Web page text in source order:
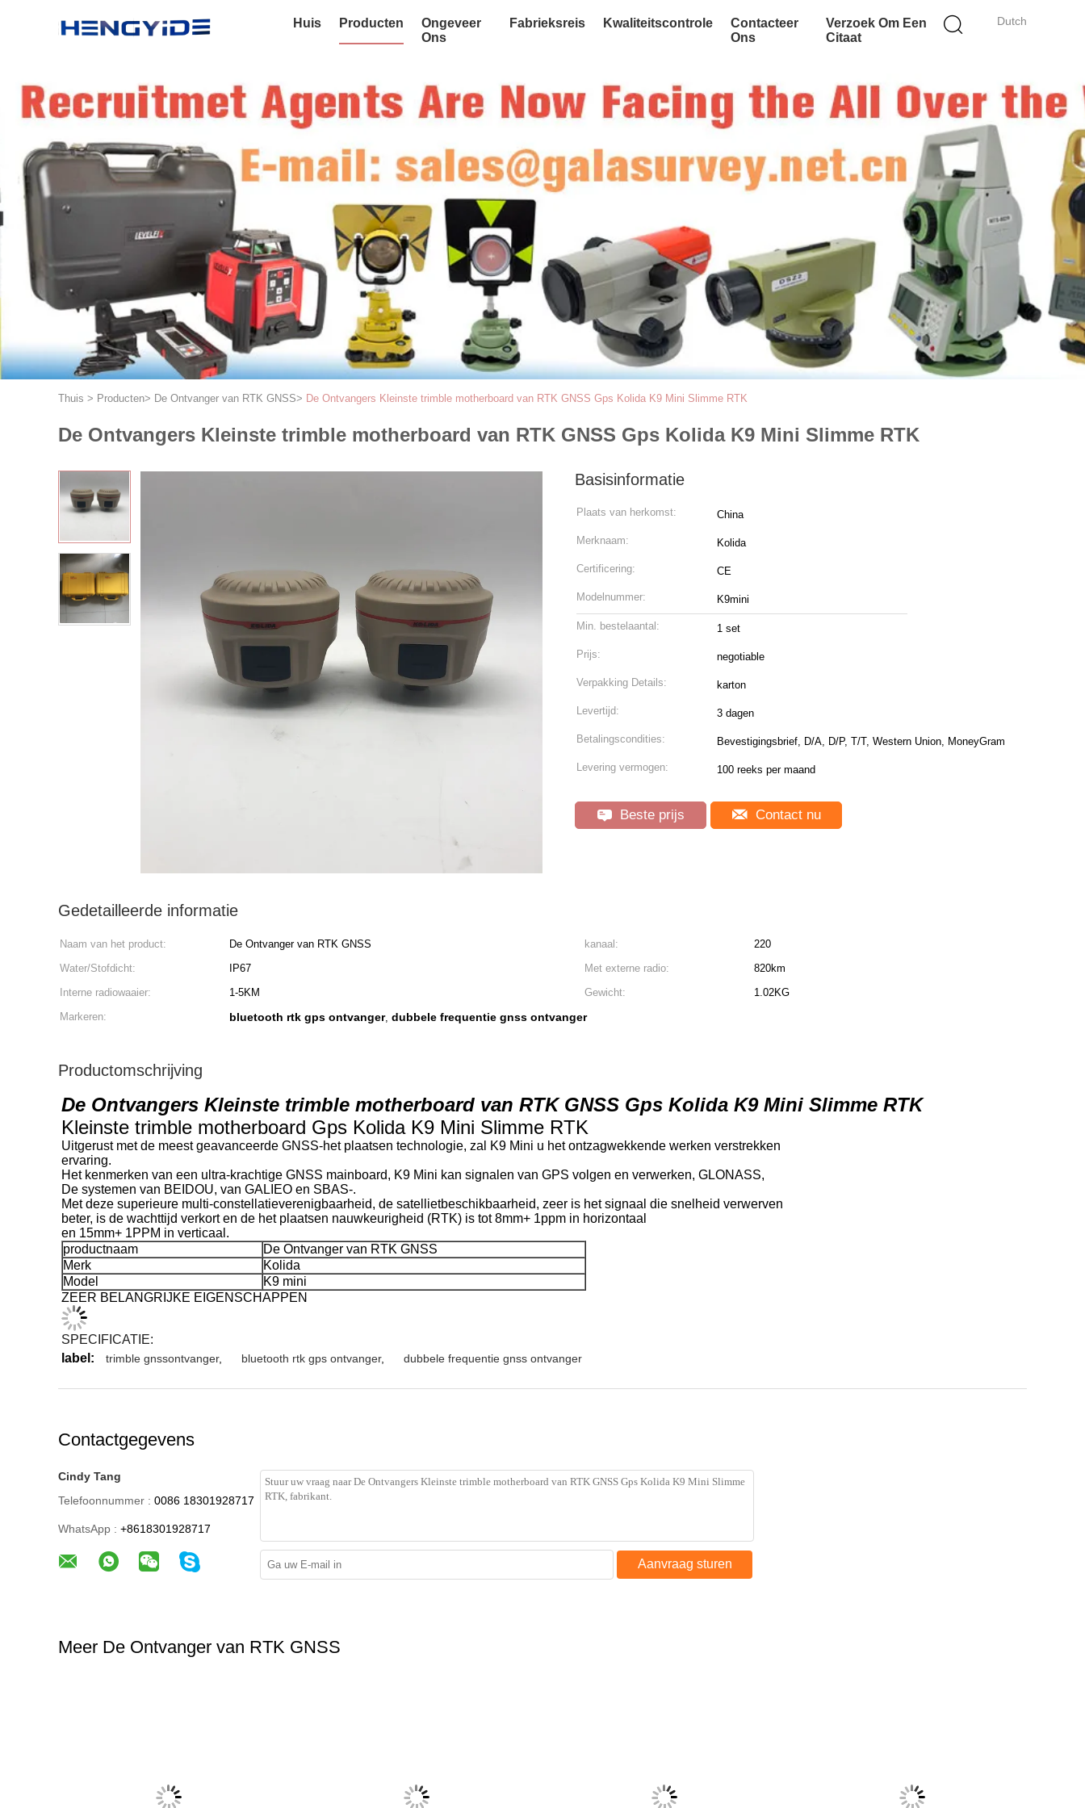
Dutch
Huis Producten
Ongeveer
Ons
Fabrieksreis Kwaliteitscontrole
Contacteer
Ons
Verzoek Om Een
Citaat
Thuis > Producten> De Ontvanger van RTK GNSS> De Ontvangers Kleinste trimble motherboard van RTK GNSS Gps Kolida K9 Mini Slimme RTK
De Ontvangers Kleinste trimble motherboard van RTK GNSS Gps Kolida K9 Mini Slimme RTK
Basisinformatie
Plaats van herkomst: China
Merknaam: Kolida
Certificering: CE
Modelnummer: K9mini
Min. bestelaantal: 1 set
Prijs: negotiable
Verpakking Details: karton
Levertijd: 3 dagen
Betalingscondities: Bevestigingsbrief, D/A, D/P, T/T, Western Union, MoneyGram
Levering vermogen: 100 reeks per maand
Beste prijs Contact nu
Gedetailleerde informatie
Naam van het product: De Ontvanger van RTK GNSS kanaal:
220
Water/Stofdicht:
IP67 Met externe radio:
820km
Interne radiowaaier:
1-5KM Gewicht:
1.02KG
Markeren:
bluetooth rtk gps ontvanger, dubbele frequentie gnss ontvanger
Productomschrijving
De Ontvangers Kleinste trimble motherboard van RTK GNSS Gps Kolida K9 Mini Slimme RTK
Kleinste trimble motherboard Gps Kolida K9 Mini Slimme RTK
Uitgerust met de meest geavanceerde GNSS-het plaatsen technologie, zal K9 Mini u het ontzagwekkende werken verstrekken
ervaring.
Het kenmerken van een ultra-krachtige GNSS mainboard, K9 Mini kan signalen van GPS volgen en verwerken, GLONASS,
De systemen van BEIDOU, van GALIEO en SBAS-.
Met deze superieure multi-constellatieverenigbaarheid, de satellietbeschikbaarheid, zeer is het signaal die snelheid verwerven
beter, is de wachttijd verkort en de het plaatsen nauwkeurigheid (RTK) is tot 8mm+ 1ppm in horizontaal
en 15mm+ 1PPM in verticaal.
productnaam
De Ontvanger van RTK GNSS
Merk
Kolida
Model
K9 mini
ZEER BELANGRIJKE EIGENSCHAPPEN